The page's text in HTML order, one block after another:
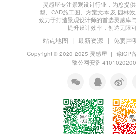
灵感屋专注景观设计行业，为您提
型、CAD施工图、方案文本 及 园林
致力于打造景观设计师的首选灵感库
提升设计效率，创造无限可
站点地图 | 最新资源 | 免责声
Copyright © 2020-2025 灵感屋 | 豫ICP
豫公网安备